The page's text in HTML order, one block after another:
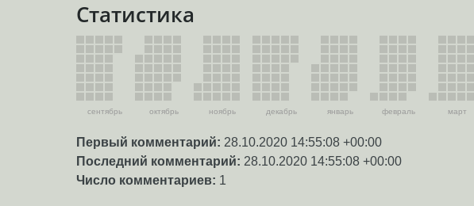
Статистика
сентябрь октябрь ноябрь декабрь январь февраль март
Первый комментарий: 28.10.2020 14:55:08 +00:00
Последний комментарий: 28.10.2020 14:55:08 +00:00
Число комментариев: 1